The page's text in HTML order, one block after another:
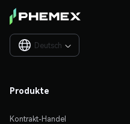
Deutsch 
Produkte
Kontrakt-Handel